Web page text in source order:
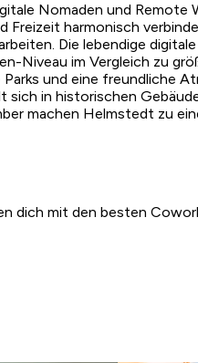
Nomaden und Remote
harmonisch
Die lebendige
Niveau im Vergleich zu
und eine freundliche
in historischen
machen Helmstedt zu
dich mit den besten